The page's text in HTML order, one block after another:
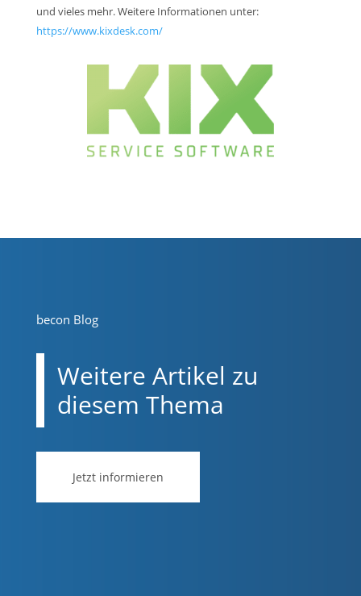
und vieles mehr. Weitere Informationen unter:
https://www.kixdesk.com/
becon Blog
Weitere Artikel zu
diesem Thema
Jetzt informieren